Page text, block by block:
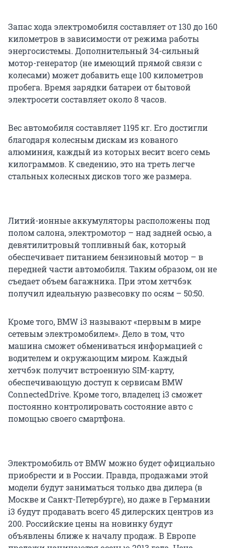
Запас хода электромобиля составляет от 130 до 160
километров в зависимости от режима работы
энергосистемы. Дополнительный 34-сильный
мотор-генератор (не имеющий прямой связи с
колесами) может добавить еще 100 километров
пробега. Время зарядки батареи от бытовой
электросети составляет около 8 часов.
Вес автомобиля составляет 1195 кг. Его достигли
благодаря колесным дискам из кованого
алюминия, каждый из которых весит всего семь
килограммов. К сведению, это на треть легче
стальных колесных дисков того же размера.
Литий-ионные аккумуляторы расположены под
полом салона, электромотор – над задней осью, а
девятилитровый топливный бак, который
обеспечивает питанием бензиновый мотор – в
передней части автомобиля. Таким образом, он не
съедает объем багажника. При этом хетчбэк
получил идеальную развесовку по осям – 50:50.
Кроме того, BMW i3 называют «первым в мире
сетевым электромобилем». Дело в том, что
машина сможет обмениваться информацией с
водителем и окружающим миром. Каждый
хетчбэк получит встроенную SIM-карту,
обеспечивающую доступ к сервисам BMW
ConnectedDrive. Кроме того, владелец i3 сможет
постоянно контролировать состояние авто с
помощью своего смартфона.
Электромобиль от BMW можно будет официально
приобрести и в России. Правда, продажами этой
модели будут заниматься только два дилера (в
Москве и Санкт-Петербурге), но даже в Германии
i3 будут продавать всего 45 дилерских центров из
200. Российские цены на новинку будут
объявлены ближе к началу продаж. В Европе